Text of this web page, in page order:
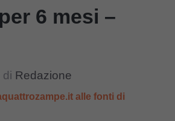
6 mesi –
di Redazione
alle fonti di